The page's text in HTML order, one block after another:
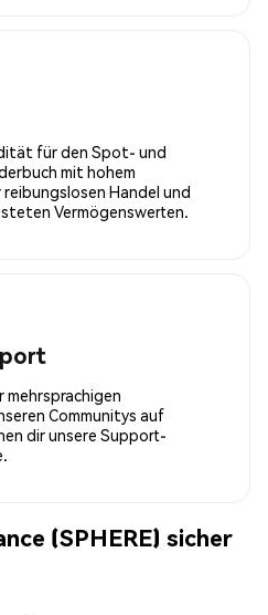
für den Spot- und
mit hohem
Handel und
Vermögenswerten.
mehrsprachigen
Communitys auf
dir unsere Support-
(SPHERE) sicher